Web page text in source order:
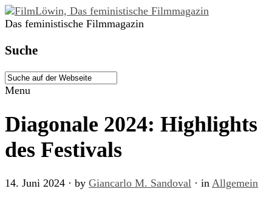
Das feministische Filmmagazin
Suche
Menu
Diagonale 2024: Highlights
des Festivals
14. Juni 2024 · by Giancarlo M. Sandoval · in Allgemein